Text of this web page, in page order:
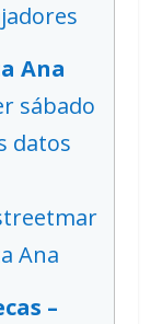
Ana
sábado
datos
Ana
–